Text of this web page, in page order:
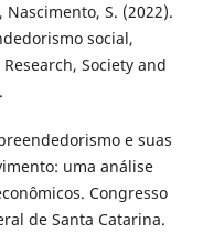
Nascimento, S. (2022).
social,
Society and
e suas
uma análise
Congresso
de Santa Catarina.